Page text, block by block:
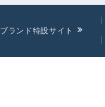
ブランド特設サイト